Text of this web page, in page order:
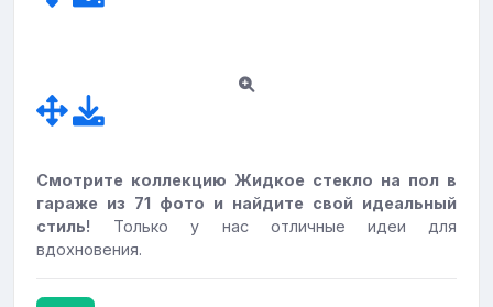
Смотрите коллекцию Жидкое стекло на пол в
гараже из 71 фото и найдите свой идеальный
стиль!
Только у нас отличные идеи для
вдохновения.